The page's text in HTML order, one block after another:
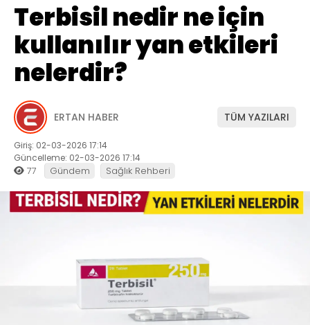
Terbisil nedir ne için
kullanılır yan etkileri
nelerdir?
ERTAN HABER TÜM YAZILARI
Giriş: 02-03-2026 17:14
Güncelleme: 02-03-2026 17:14
77 Gündem Sağlık Rehberi